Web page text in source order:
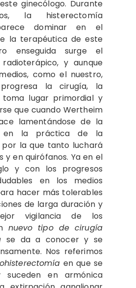
ginecólogo. Durante
la histerectomía
dominar en el
la terapéutica de este
enseguida surge el
y aunque
como el nuestro,
la cirugía, la
toma lugar primordial y
que cuando Wertheim
lamentándose de la
en la práctica de la
por la que tanto luchará
y en quirófanos. Ya en el
y con los progresos
en los medios
hacer más tolerables
de larga duración y
vigilancia de los
nuevo tipo de cirugía
se da a conocer y se
Nos referimos
en que se
suceden en armónica